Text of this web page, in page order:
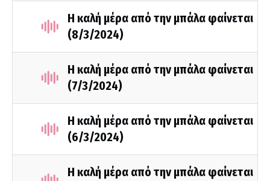
Η καλή μέρα από την μπάλα φαίνεται
(8/3/2024)
Η καλή μέρα από την μπάλα φαίνεται
(7/3/2024)
Η καλή μέρα από την μπάλα φαίνεται
(6/3/2024)
Η καλή μέρα από την μπάλα φαίνεται